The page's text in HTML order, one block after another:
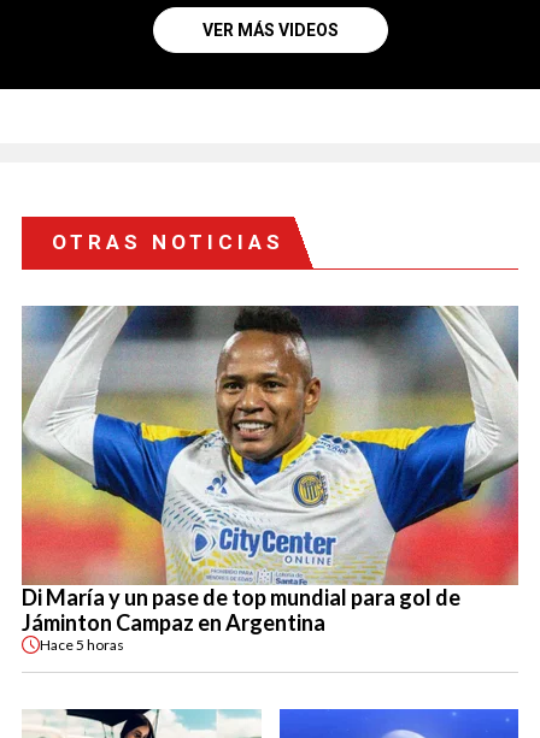
VER MÁS VIDEOS
OTRAS NOTICIAS
Di María y un pase de top mundial para gol de
Jáminton Campaz en Argentina
Hace5 horas